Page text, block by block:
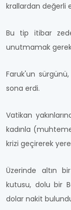
krallardan değerli
Bu tip itibar
unutmamak
Faruk'un
sona erdi.
Vatikan
kadınla
krizi geçirerek yere
Üzerinde altın
kutusu, dolu bir
dolar nakit